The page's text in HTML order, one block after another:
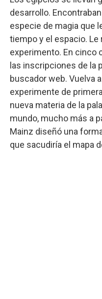
desarrollo.
especie de magia que
tiempo y el espacio. Le
experimento. En cinco
las inscripciones de la
buscador web. Vuelva
experimente de
nueva materia de la
mundo, mucho más a
Mainz diseñó una
que sacudiría el mapa